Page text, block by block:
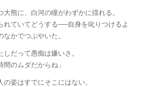
熊に、白河の瞳がわずかに揺れる。
ていてどうする──自身を叱りつけるよ
かでつぶやいた。
しだって愚痴は嫌いさ。
のムダだからね」
姿はすでにそこにはない。